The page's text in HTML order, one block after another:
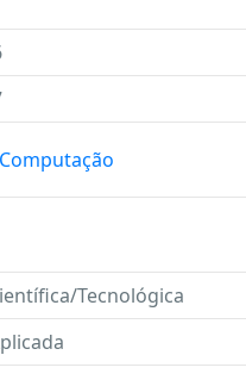
Tecnológica